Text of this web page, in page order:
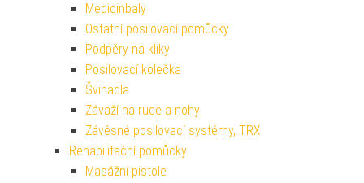
Medicinbaly
Ostatní posilovací pomůcky
Podpěry na kliky
Posilovací kolečka
Švihadla
Závaží na ruce a nohy
Závěsné posilovací systémy, TRX
Rehabilitační pomůcky
Masážní pistole